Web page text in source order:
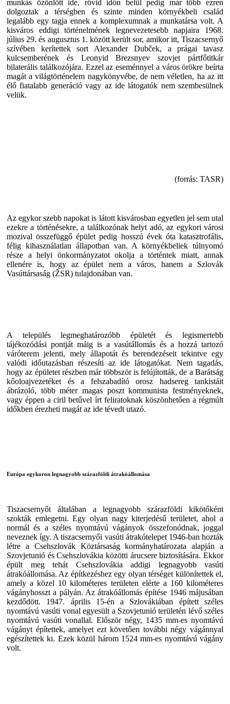
munkás özönlött ide, rövid időn belül pedig már több ezren
dolgoztak a térségben és szinte minden környékbeli család
legalább egy tagja ennek a komplexumnak a munkatársa volt. A
kisváros eddigi történelmének legnevezetesebb napjaira 1968.
július 29. és augusztus 1. között került sor, amikor itt, Tiszacsernyő
szívében kerítettek sort Alexander Dubček, a prágai tavasz
kulcsemberének és Leonyid Brezsnyev szovjet pártfőtitkár
bilaterális találkozójára. Ezzel az eseménnyel a város örökre beírta
magát a világtörténelem nagykönyvébe, de nem véletlen, ha az itt
élő fiatalabb generáció vagy az ide látogatók nem szembesülnek
velük.
(forrás: TASR)
Az egykor szebb napokat is látott kisvárosban egyetlen jel sem utal
ezekre a történésekre, a találkozónak helyt adó, az egykori városi
mozival összefüggő épület pedig hosszú évek óta katasztrofális,
félig kihasználatlan állapotban van. A környékbeliek túlnyomó
része a helyi önkormányzatot okolja a történtek miatt, annak
ellenére is, hogy az épület nem a város, hanem a Szlovák
Vasúttársaság (ŽSR) tulajdonában van.
A település legmeghatározóbb épületét és legismertebb
tájékozódási pontját máig is a vasútállomás és a hozzá tartozó
váróterem jelenti, mely állapotát és berendezéseit tekintve egy
valódi időutazásban részesíti az ide látogatókat. Nem tagadás,
hogy az épületet részben már többször is felújították, de a Barátság
kőoloajvezetéket és a felszabadító orosz hadsereg tankistáit
ábrázoló, több méter magas poszt kommunista festményeknek,
vagy éppen a ciril betűvel írt feliratoknak köszönhetően a régmúlt
időkben érezheti magát az ide tévedt utazó.
Európa egykoron legnagyobb szárazföldi átrakóállomása
Tiszacsernyőt általában a legnagyobb szárazföldi kikötőként
szokták emlegetni. Egy olyan nagy kiterjedésű területet, ahol a
normál és a széles nyomtávú vágányok összefonódnak, joggal
neveznek így. A tiszacsernyői vasúti átrakótelepet 1946-ban hozták
létre a Csehszlovák Köztársaság kormányhatározata alapján a
Szovjetunió és Csehszlovákia közötti árucsere biztosítására. Ekkor
épült meg tehát Csehszlovákia addigi legnagyobb vasúti
átrakóállomása. Az építkezéshez egy olyan térséget különítettek el,
amely a közel 10 kilométeres területen elérte a 160 kilométeres
vágányhosszt a pályán. Az átrakóállomás építése 1946 májusában
kezdődött. 1947. április 15-én a Szlovákiában épített széles
nyomtávú vasúti vonal egyesült a Szovjetunió területén lévő széles
nyomtávú vasúti vonallal. Először négy, 1435 mm-es nyomtávú
vágányt építettek, amelyet ezt követően további négy vágánnyal
egészítettek ki. Ezek közül három 1524 mm-es nyomtávú vágány
volt.